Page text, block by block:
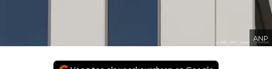
ANP